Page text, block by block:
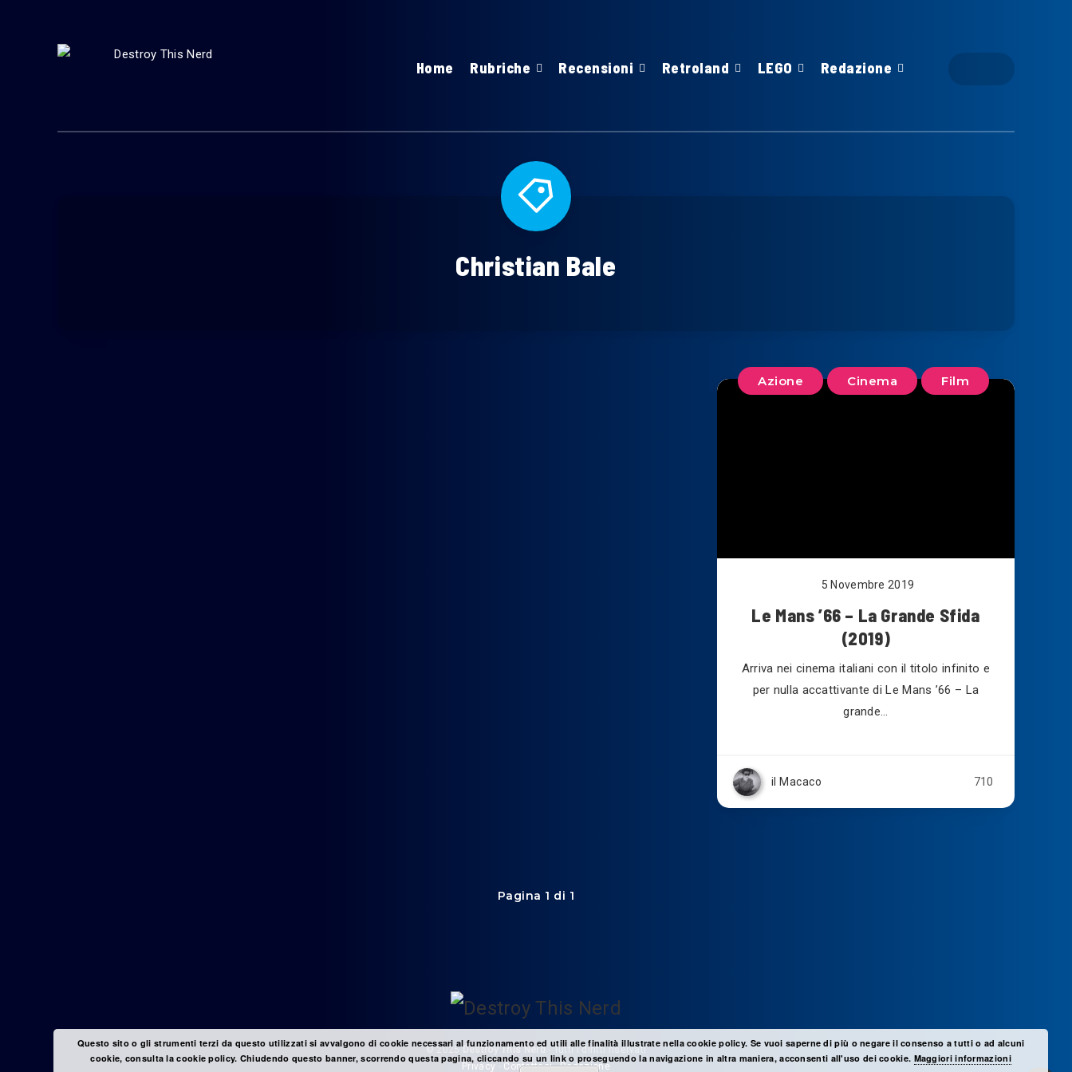
Home Rubriche Recensioni Retroland LEGO Redazione
Christian Bale
Azione Cinema Film
5 Novembre 2019
Le Mans ’66 – La Grande Sfida
(2019)
Arriva nei cinema italiani con il titolo infinito e
per nulla accattivante di Le Mans ’66 – La
grande…
il Macaco 710
Pagina 1 di 1
© 2025Destroy This Nerd- Tutti i diritti riservati
Privacy
Contattaci-Redazione
Questo sito o gli strumenti terzi da questo utilizzati si avvalgono di cookie necessari al funzionamento ed utili alle finalità illustrate nella cookie policy. Se vuoi saperne di più o negare il consenso a tutti o ad alcuni
cookie, consulta la cookie policy. Chiudendo questo banner, scorrendo questa pagina, cliccando su un link o proseguendo la navigazione in altra maniera, acconsenti all'uso dei cookie. Maggiori informazioni